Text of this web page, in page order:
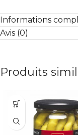
Informations
Avis (0)
Produits